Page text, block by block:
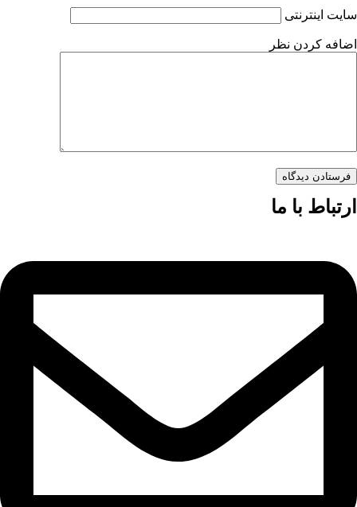
سایت اینترنتی
اضافه کردن نظر
فرستادن دیدگاه
ارتباط با ما